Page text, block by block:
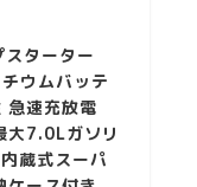
ターター
ウムバッテ
急速充放電
大7.0Lガソリ
蔵式スーパ